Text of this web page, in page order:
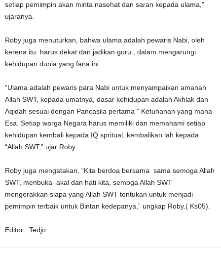
setiap pemimpin akan minta nasehat dan saran kepada ulama,”
ujaranya.
Roby juga menuturkan, bahwa ulama adalah pewaris Nabi, oleh
kerena itu harus dekat dan jadikan guru , dalam mengarungi
kehidupan dunia yang fana ini.
“Ulama adalah pewaris para Nabi untuk menyampaikan amanah
Allah SWT, kepada umatnya, dasar kehidupan adalah Akhlak dan
Aqidah sesuai dengan Pancasila pertama ” Ketuhanan yang maha
Esa. Setiap warga Negara harus memiliki dan memahami setiap
kehidupan kembali kepada IQ spritual, kembalikan lah kepada
“Allah SWT,” ujar Roby.
Roby juga mengatakan, “Kita berdoa bersama sama semoga Allah
SWT, menbuka akal dan hati kita, semoga Allah SWT
mengerakkan siapa yang Allah SWT tentukan untuk menjadi
pemimpin terbaik untuk Bintan kedepanya,” ungkap Roby.( Ks05).
Editor : Tedjo